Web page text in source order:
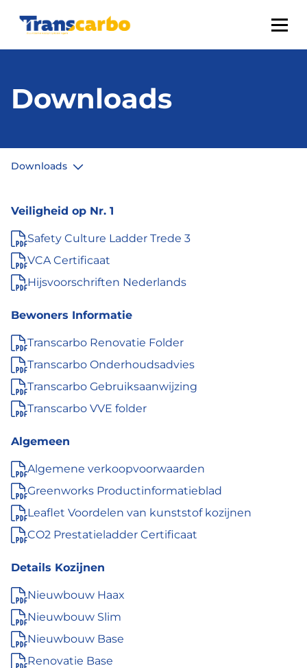
Downloads
Downloads
Veiligheid op Nr. 1
Safety Culture Ladder Trede 3
VCA Certificaat
Hijsvoorschriften Nederlands
Bewoners Informatie
Transcarbo Renovatie Folder
Transcarbo Onderhoudsadvies
Transcarbo Gebruiksaanwijzing
Transcarbo VVE folder
Algemeen
Algemene verkoopvoorwaarden
Greenworks Productinformatieblad
Leaflet Voordelen van kunststof kozijnen
CO2 Prestatieladder Certificaat
Details Kozijnen
Nieuwbouw Haax
Nieuwbouw Slim
Nieuwbouw Base
Renovatie Base